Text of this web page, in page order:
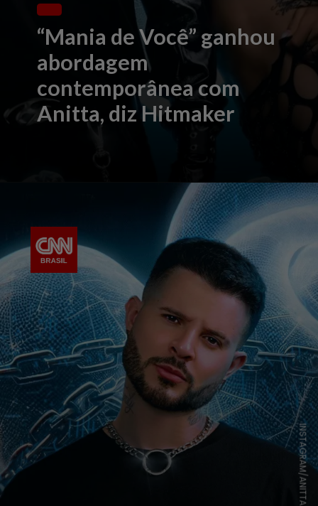
“Mania de Você” ganhou
abordagem
contemporânea com
Anitta, diz Hitmaker
INSTAGRAM/ANITTA